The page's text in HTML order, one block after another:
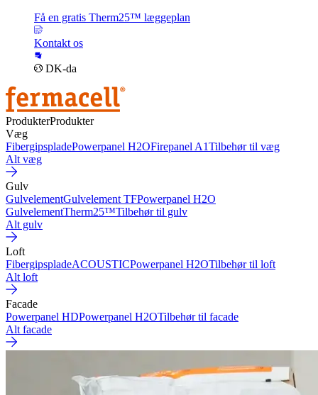
Få en gratis Therm25™ læggeplan
Kontakt os
DK-da
ProdukterProdukter
Væg
FibergipspladePowerpanel H2OFirepanel A1Tilbehør til væg
Alt væg
Gulv
GulvelementGulvelement TFPowerpanel H2O
GulvelementTherm25™Tilbehør til gulv
Alt gulv
Loft
FibergipspladeACOUSTICPowerpanel H2OTilbehør til loft
Alt loft
Facade
Powerpanel HDPowerpanel H2OTilbehør til facade
Alt facade